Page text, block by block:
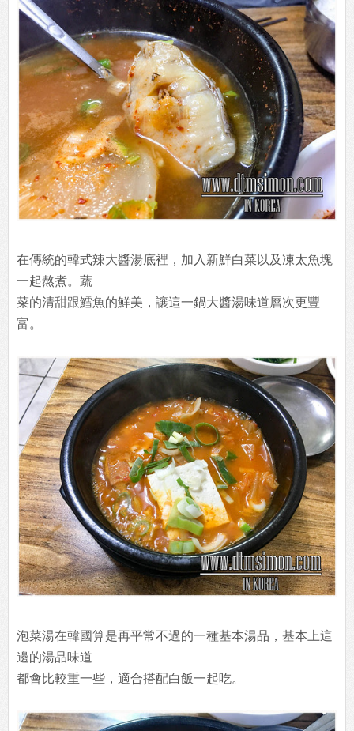
在傳統的韓式辣大醬湯底裡，加入新鮮白菜以及凍太魚塊
一起熬煮。蔬
菜的清甜跟鱈魚的鮮美，讓這一鍋大醬湯味道層次更豐
富。
泡菜湯在韓國算是再平常不過的一種基本湯品，基本上這
邊的湯品味道
都會比較重一些，適合搭配白飯一起吃。